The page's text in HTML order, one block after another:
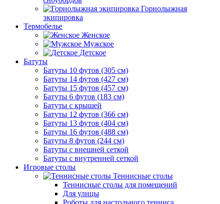
Горнолыжная
экипировка
Термобелье
Женское
Мужское
Детское
Батуты
Батуты 10 футов (305 см)
Батуты 14 футов (427 см)
Батуты 15 футов (457 см)
Батуты 6 футов (183 см)
Батуты с крышей
Батуты 12 футов (366 см)
Батуты 13 футов (404 см)
Батуты 16 футов (488 см)
Батуты 8 футов (244 см)
Батуты с внешней сеткой
Батуты с внутренней сеткой
Игровые столы
Теннисные столы
Теннисные столы для помещений
Для улицы
Роботы для настольного тенниса